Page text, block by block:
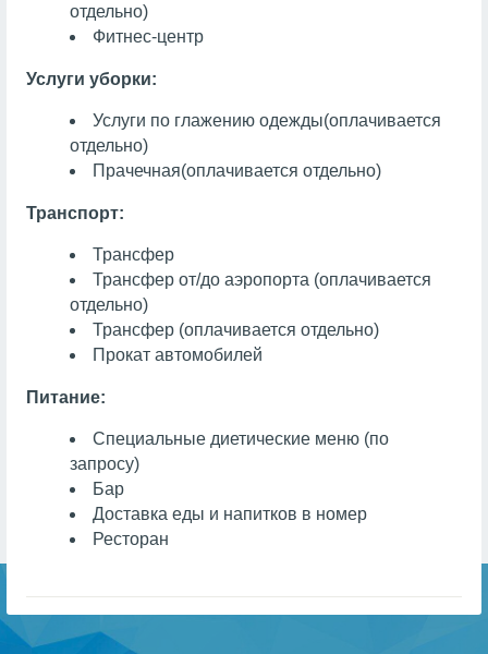
отдельно)
Фитнес-центр
Услуги уборки:
Услуги по глажению одежды(оплачивается
отдельно)
Прачечная(оплачивается отдельно)
Транспорт:
Трансфер
Трансфер от/до аэропорта (оплачивается
отдельно)
Трансфер (оплачивается отдельно)
Прокат автомобилей
Питание:
Специальные диетические меню (по
запросу)
Бар
Доставка еды и напитков в номер
Ресторан